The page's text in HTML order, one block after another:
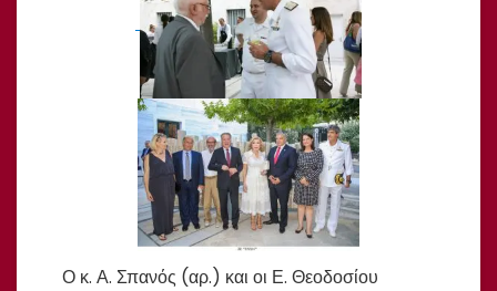
Ο κ. Α. Σπανός (αρ.) και οι Ε. Θεοδοσίου